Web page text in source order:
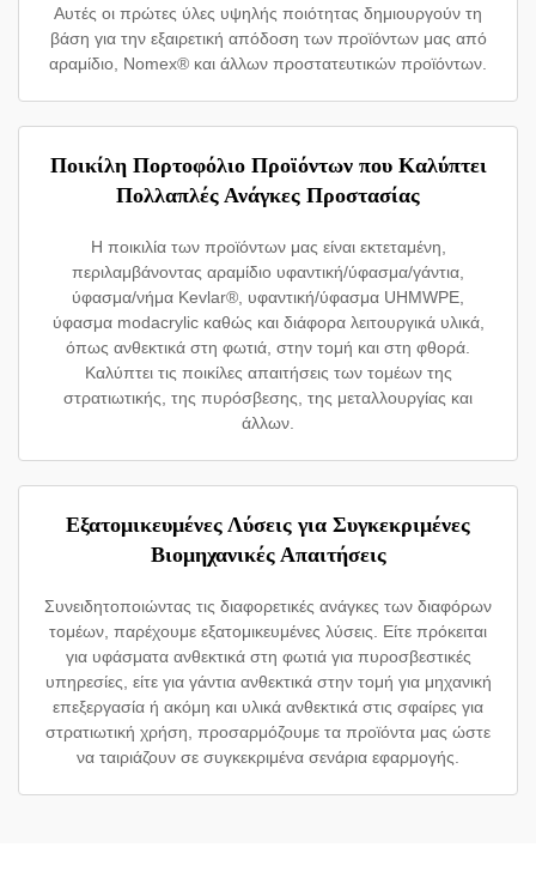
Αυτές οι πρώτες ύλες υψηλής ποιότητας δημιουργούν τη
βάση για την εξαιρετική απόδοση των προϊόντων μας από
αραμίδιο, Nomex® και άλλων προστατευτικών προϊόντων.
Ποικίλη Πορτοφόλιο Προϊόντων που Καλύπτει
Πολλαπλές Ανάγκες Προστασίας
Η ποικιλία των προϊόντων μας είναι εκτεταμένη,
περιλαμβάνοντας αραμίδιο υφαντική/ύφασμα/γάντια,
ύφασμα/νήμα Kevlar®, υφαντική/ύφασμα UHMWPE,
ύφασμα modacrylic καθώς και διάφορα λειτουργικά υλικά,
όπως ανθεκτικά στη φωτιά, στην τομή και στη φθορά.
Καλύπτει τις ποικίλες απαιτήσεις των τομέων της
στρατιωτικής, της πυρόσβεσης, της μεταλλουργίας και
άλλων.
Εξατομικευμένες Λύσεις για Συγκεκριμένες
Βιομηχανικές Απαιτήσεις
Συνειδητοποιώντας τις διαφορετικές ανάγκες των διαφόρων
τομέων, παρέχουμε εξατομικευμένες λύσεις. Είτε πρόκειται
για υφάσματα ανθεκτικά στη φωτιά για πυροσβεστικές
υπηρεσίες, είτε για γάντια ανθεκτικά στην τομή για μηχανική
επεξεργασία ή ακόμη και υλικά ανθεκτικά στις σφαίρες για
στρατιωτική χρήση, προσαρμόζουμε τα προϊόντα μας ώστε
να ταιριάζουν σε συγκεκριμένα σενάρια εφαρμογής.